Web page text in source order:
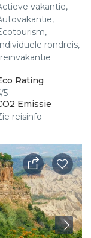
vakantie,
rondreis,
Rating
5
Emissie
reisinfo